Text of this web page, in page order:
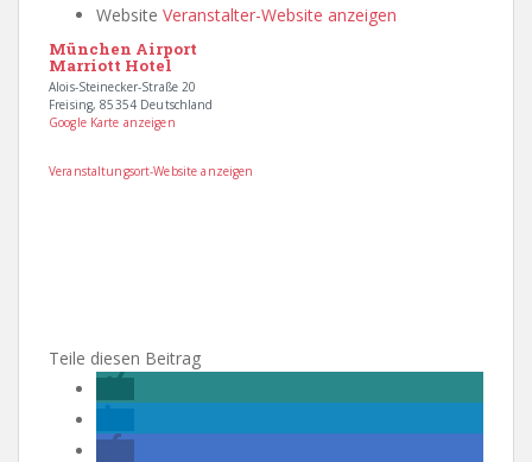
Website Veranstalter-Website anzeigen
München Airport
Marriott Hotel
Alois-Steinecker-Straße 20
Freising, 85354 Deutschland
Google Karte anzeigen
Veranstaltungsort-Website anzeigen
Teile diesen Beitrag